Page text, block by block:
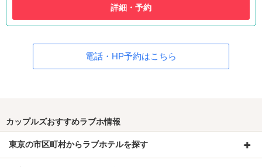
詳細・予約
電話・HP予約はこちら
カップルズおすすめラブホ情報
東京の市区町村からラブホテルを探す